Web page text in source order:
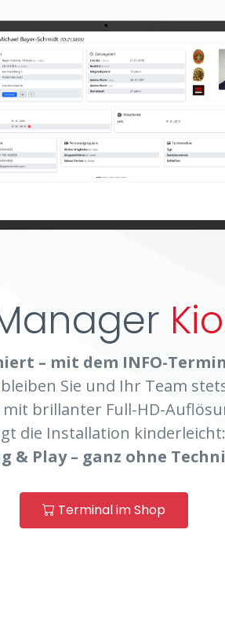
– mit dem INFO-
Sie und Ihr Team
brillanter Full-HD-
die Installation
& Play – ganz ohne
Terminal im Shop